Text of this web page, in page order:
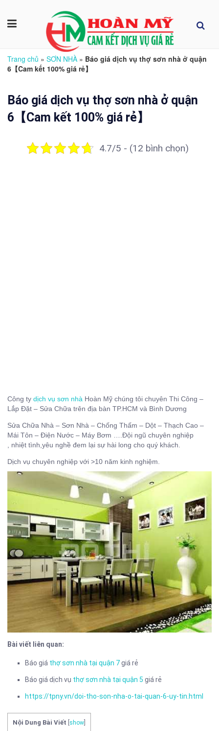
Trang chủ » SƠN NHÀ » Báo giá dịch vụ thợ sơn nhà ở quận
6【Cam kết 100% giá rẻ】
Báo giá dịch vụ thợ sơn nhà ở quận
6【Cam kết 100% giá rẻ】
4.7/5 - (12 bình chọn)
Công ty dịch vụ sơn nhà Hoàn Mỹ chúng tôi chuyên Thi Công –
Lắp Đặt – Sửa Chữa trên địa bàn TP.HCM và Bình Dương
Sửa Chữa Nhà – Sơn Nhà – Chống Thấm – Dột – Thạch Cao –
Mái Tôn – Điện Nước – Máy Bơm ….Đội ngũ chuyên nghiệp
, nhiệt tình,yêu nghề đem lại sự hài long cho quý khách.
Dịch vụ chuyên nghiệp với >10 năm kinh nghiệm.
Bài viết liên quan:
Báo giá thợ sơn nhà tại quận 7giá rẻ
Báo giá dịch vụ thợ sơn nhà tại quận 5 giá rẻ
https://tpny.vn/doi-tho-son-nha-o-tai-quan-6-uy-tin.html
Nội Dung Bài Viết show